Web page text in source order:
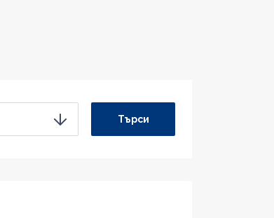
Търси